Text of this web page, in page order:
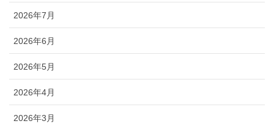
2026年7月
2026年6月
2026年5月
2026年4月
2026年3月